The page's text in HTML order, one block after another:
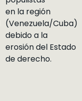
en la región
(Venezuela/Cuba)
debido a la
erosión del Estado
de derecho.